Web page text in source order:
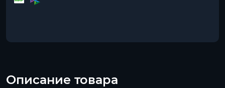
Описание товара